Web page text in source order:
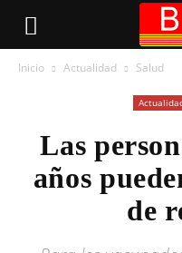
Inicio Actualidad Salud
Las
años
de